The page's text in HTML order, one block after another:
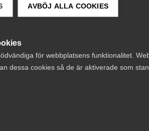
AVBÖJ ALLA COOKIES
för webbplatsens funktionalitet.
dessa cookies så de är aktiverade som